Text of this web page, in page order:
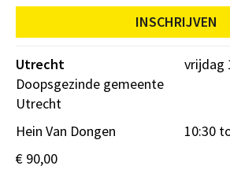
INSCHRIJVEN
Utrecht
Doopsgezinde gemeente
Utrecht
vrijdag
10:30
Hein Van Dongen
€ 90,00